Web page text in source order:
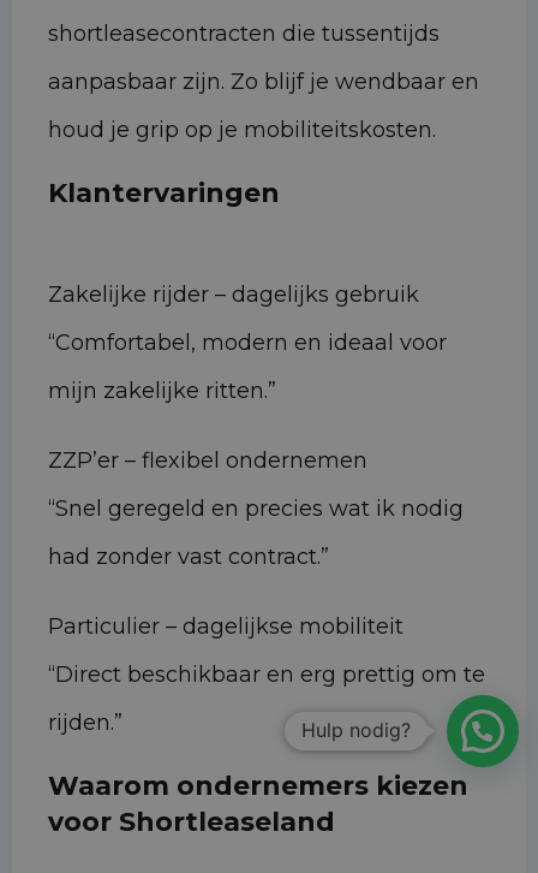
shortleasecontracten die tussentijds
aanpasbaar zijn. Zo blijf je wendbaar en
houd je grip op je mobiliteitskosten.
Klantervaringen
Zakelijke rijder – dagelijks gebruik
“Comfortabel, modern en ideaal voor
mijn zakelijke ritten.”
ZZP’er – flexibel ondernemen
“Snel geregeld en precies wat ik nodig
had zonder vast contract.”
Particulier – dagelijkse mobiliteit
“Direct beschikbaar en erg prettig om te
rijden.”
Waarom ondernemers kiezen
voor Shortleaseland
Hulp nodig?